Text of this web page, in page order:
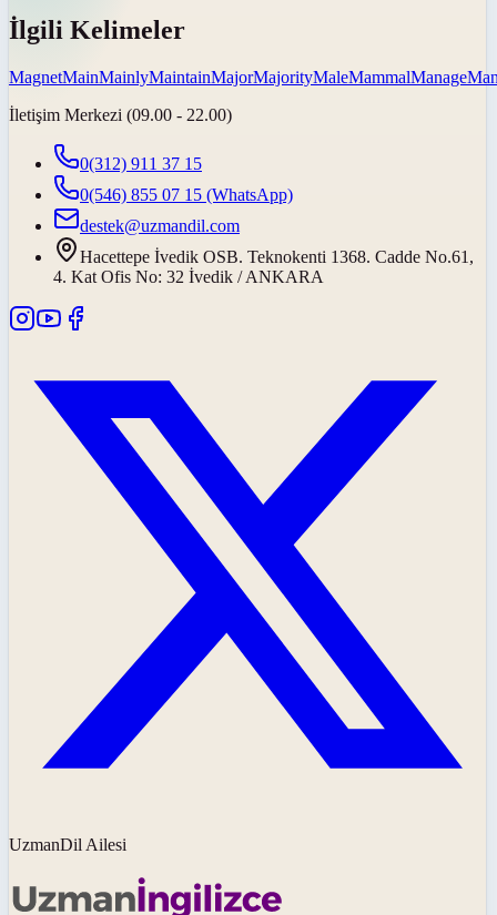
İlgili Kelimeler
MagnetMainMainlyMaintainMajorMajorityMaleMammalManage
İletişim Merkezi (09.00 - 22.00)
0(312) 911 37 15
0(546) 855 07 15 (WhatsApp)
destek@uzmandil.com
Hacettepe İvedik OSB. Teknokenti 1368. Cadde No.61,
4. Kat Ofis No: 32 İvedik / ANKARA
UzmanDil Ailesi